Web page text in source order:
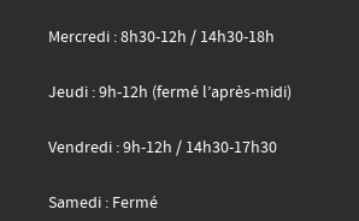
Mercredi : 8h30-12h / 14h30-18h
Jeudi : 9h-12h (fermé l’après-midi)
Vendredi : 9h-12h / 14h30-17h30
Samedi : Fermé